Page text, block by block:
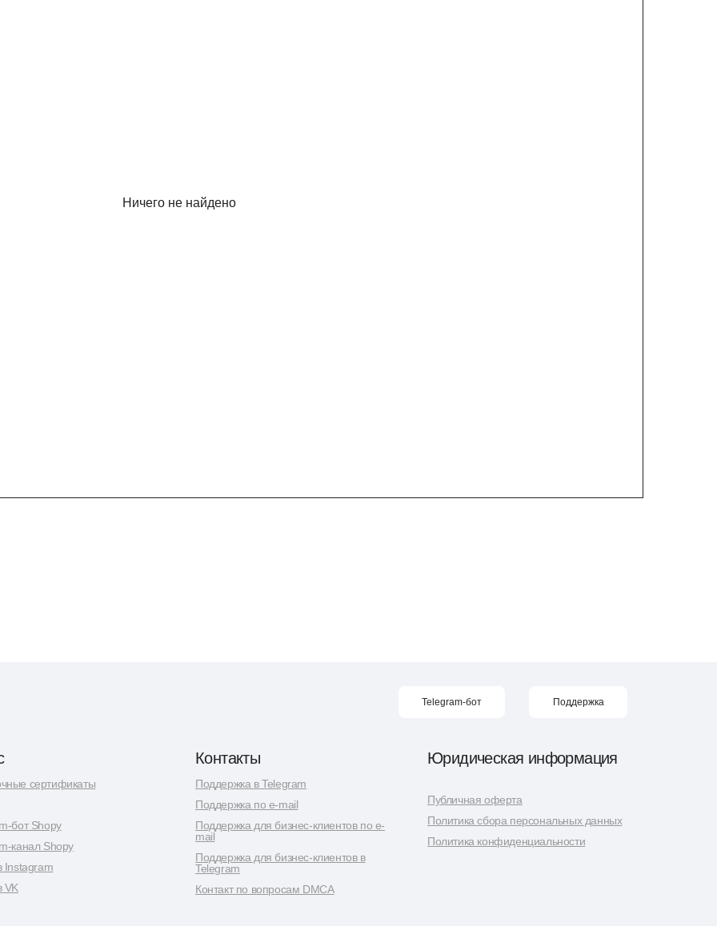
Ничего не найдено
Telegram-бот Поддержка
сертификаты
бот Shopy
канал Shopy
Instagram
VK
Контакты
Поддержка в Telegram
Поддержка по e-mail
Поддержка для бизнес-клиентов по e-
mail
Поддержка для бизнес-клиентов в
Telegram
Контакт по вопросам DMCA
Юридическая информация
Публичная оферта
Политика сбора персональных данных
Политика конфиденциальности